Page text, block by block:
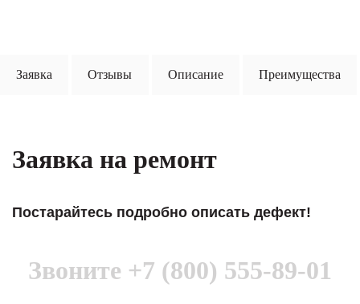
Заявка Отзывы Описание Преимущества
Заявка на ремонт
Постарайтесь подробно описать дефект!
Звоните +7 (800) 555-89-01